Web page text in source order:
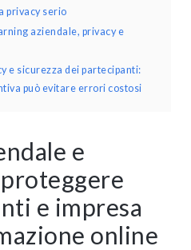
privacy serio
aziendale, privacy e
e sicurezza dei partecipanti:
può evitare errori costosi
e
e impresa
online